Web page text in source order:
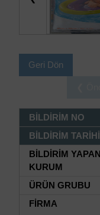
Geri Dön
BİLDİRİM NO
BİLDİRİM TARİHİ
BİLDİRİM YAPAN
KURUM
ÜRÜN GRUBU
FİRMA